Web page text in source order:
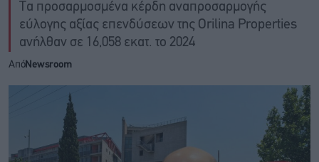
Τα προσαρμοσμένα κέρδη αναπροσαρμογής
εύλογης αξίας επενδύσεων της Orilina Properties
ανήλθαν σε 16,058 εκατ. το 2024
ΑπόNewsroom